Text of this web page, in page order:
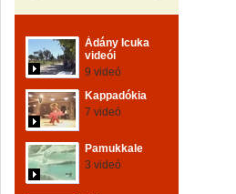
Ádány Icuka
videói
9 videó
Kappadókia
7 videó
Pamukkale
3 videó